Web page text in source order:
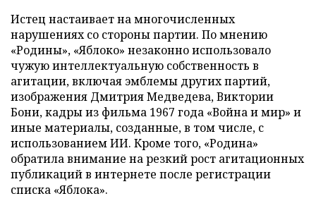
Истец настаивает на многочисленных
нарушениях со стороны партии. По мнению
«Родины», «Яблоко» незаконно использовало
чужую интеллектуальную собственность в
агитации, включая эмблемы других партий,
изображения Дмитрия Медведева, Виктории
Бони, кадры из фильма 1967 года «Война и мир» и
иные материалы, созданные, в том числе, с
использованием ИИ. Кроме того, «Родина»
обратила внимание на резкий рост агитационных
публикаций в интернете после регистрации
списка «Яблока».